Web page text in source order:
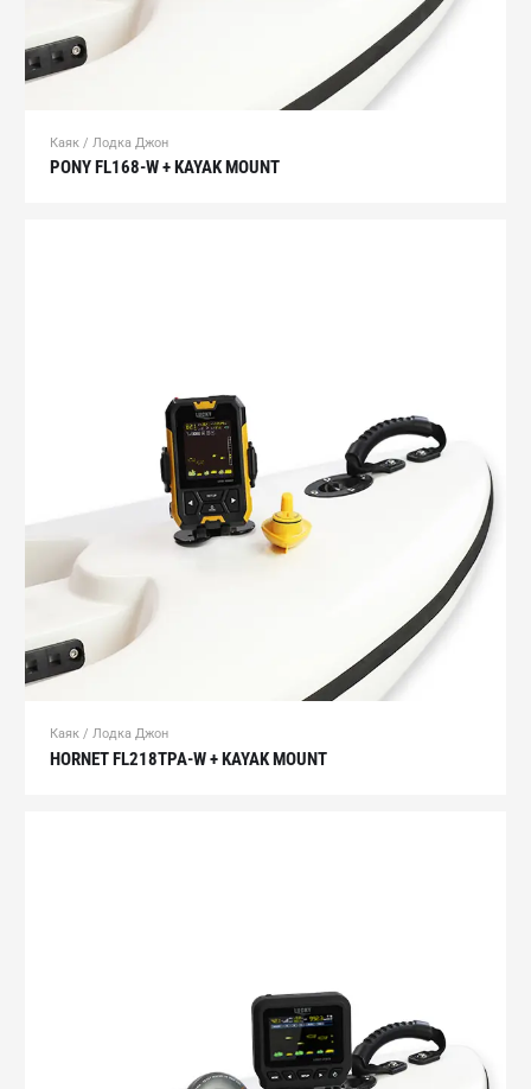
Каяк / Лодка Джон
PONY FL168-W + KAYAK MOUNT
Каяк / Лодка Джон
HORNET FL218TPA-W + KAYAK MOUNT